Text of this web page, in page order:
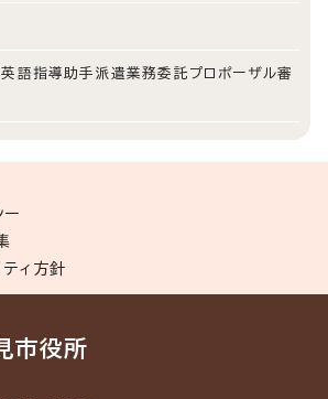
語指導助手派遣業務委託プロポーザル審
ー
ティ方針
市役所